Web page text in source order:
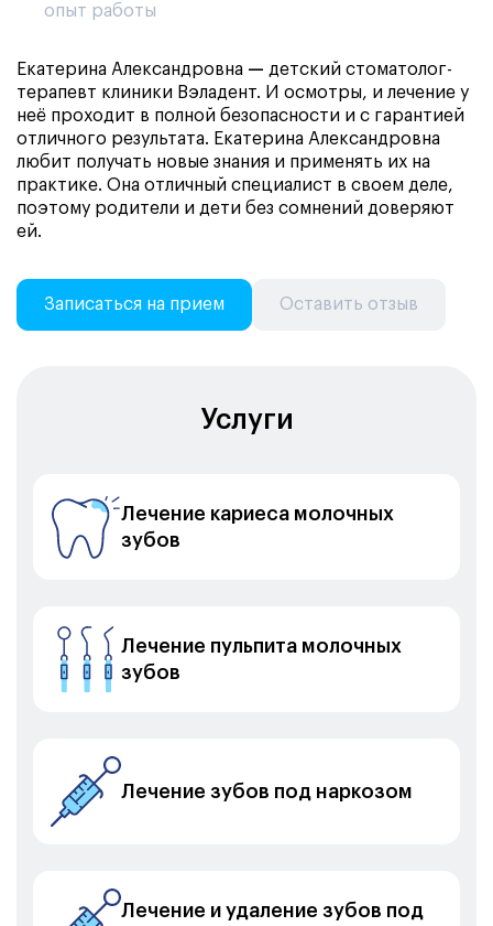
опыт работы
Екатерина Александровна — детский стоматолог-
терапевт клиники Вэладент. И осмотры, и лечение у
неё проходит в полной безопасности и с гарантией
отличного результата. Екатерина Александровна
любит получать новые знания и применять их на
практике. Она отличный специалист в своем деле,
поэтому родители и дети без сомнений доверяют
ей.
Записаться на прием Оставить отзыв
Услуги
Лечение кариеса молочных
зубов
Лечение пульпита молочных
зубов
Лечение зубов под наркозом
Лечение и удаление зубов под